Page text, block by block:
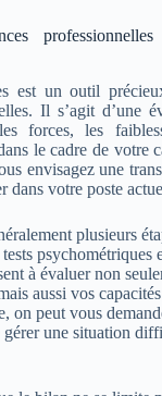
est un outil
Il s’agit d’une
forces, les
le cadre de votre
envisagez une
dans votre poste
plusieurs
psychométriques
à évaluer non
aussi vos
on peut vous
une situation